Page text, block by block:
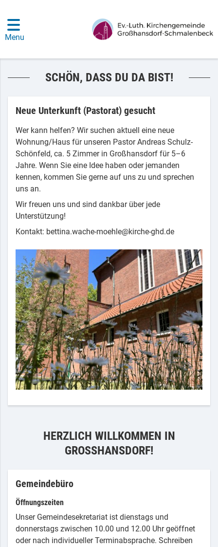
Menu
SCHÖN, DASS DU DA BIST!
Neue Unterkunft (Pastorat) gesucht
Wer kann helfen? Wir suchen aktuell eine neue
Wohnung/Haus für unseren Pastor Andreas Schulz-
Schönfeld, ca. 5 Zimmer in Großhansdorf für 5–6
Jahre. Wenn Sie eine Idee haben oder jemanden
kennen, kommen Sie gerne auf uns zu und sprechen
uns an.
Wir freuen uns und sind dankbar über jede
Unterstützung!
Kontakt: bettina.wache-moehle@kirche-ghd.de
HERZLICH WILLKOMMEN IN
GROSSHANSDORF!
Gemeindebüro
Öffnungszeiten
Unser Gemeindesekretariat ist dienstags und
donnerstags zwischen 10.00 und 12.00 Uhr geöffnet
oder nach individueller Terminabsprache. Schreiben